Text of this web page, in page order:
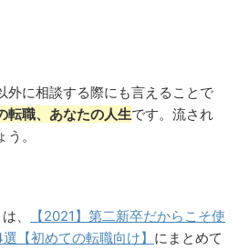
外に相談する際にも言えることで
転職、あなたの人生です。流され
。
、
【2021】第二新卒だからこそ使
【初めての転職向け】 にまとめて